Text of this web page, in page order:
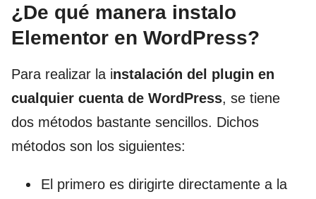
¿De qué manera instalo
Elementor en WordPress?
Para realizar la instalación del plugin en
cualquier cuenta de WordPress, se tiene
dos métodos bastante sencillos. Dichos
métodos son los siguientes:
El primero es dirigirte directamente a la